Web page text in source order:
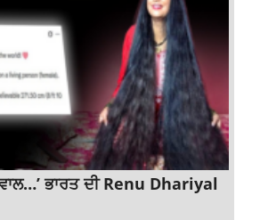
ਭਾਰਤ ਦੀ Renu Dhariyal